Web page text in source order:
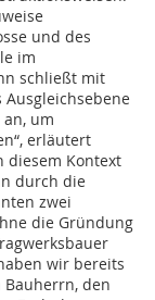
und des
im
schließt mit
um
erläutert
diesem Kontext
durch die
zwei
die Gründung
wir bereits
den